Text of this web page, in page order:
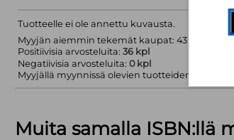
Tuotteelle ei ole annettu kuvausta.
Myyjän aiemmin tekemät kaupat: 43 kpl
Positiivisia arvosteluita: 36 kpl
Negatiivisia arvosteluita: 0 kpl
Myyjällä myynnissä olevien tuotteiden määrä
Muita samalla ISBN:llä